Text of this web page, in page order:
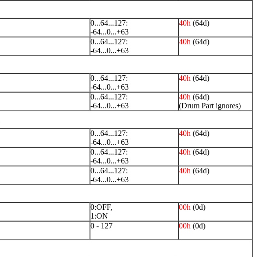
0...64...127:
-64...0...+63
40h (64d)
0...64...127:
-64...0...+63
40h (64d)
0...64...127:
-64...0...+63
40h (64d)
0...64...127:
-64...0...+63
40h (64d)
(Drum Part ignores)
0...64...127:
-64...0...+63
40h (64d)
0...64...127:
-64...0...+63
40h (64d)
0...64...127:
-64...0...+63
40h (64d)
0:OFF,
1:ON
00h (0d)
0 - 127 00h (0d)